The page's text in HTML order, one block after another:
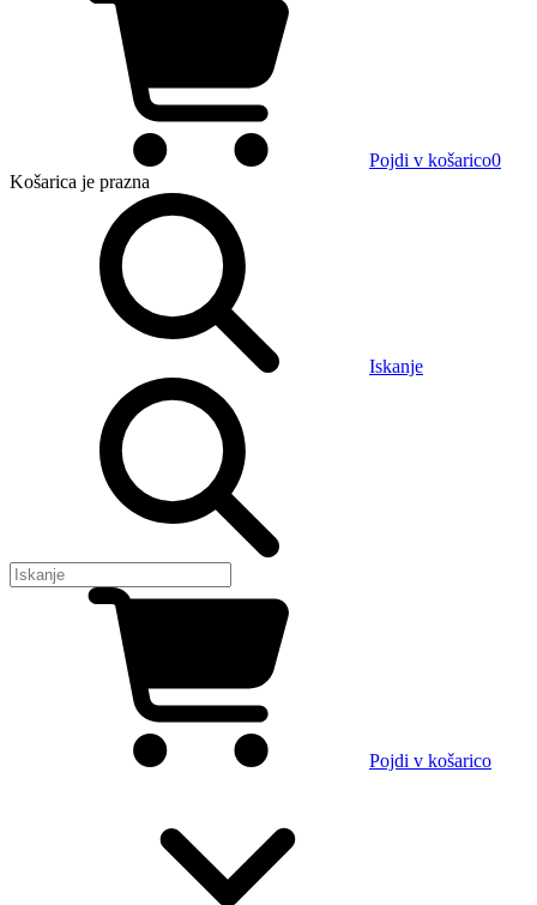
Pojdi v košarico0
Košarica je prazna
Iskanje
Pojdi v košarico